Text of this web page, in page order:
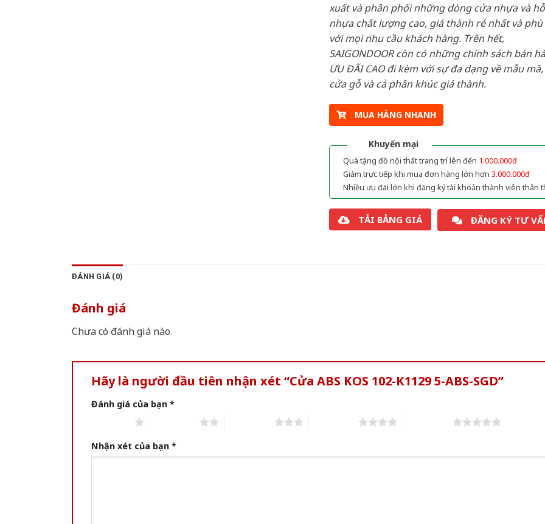
xuất và phân phối những dòng cửa nhựa và
nhựa chất lượng cao, giá thành rẻ nhất và
với mọi nhu cầu khách hàng. Trên hết,
SAIGONDOOR còn có những chính sách bán
ƯU ĐÃI CAO đi kèm với sự đa dạng về mẫu
cửa gỗ và cả phân khúc giá thành.
MUA HÀNG NHANH
Khuyến mại
Quà tặng đồ nội thất trang trí lên đến 1.000.000đ
Giảm trực tiếp khi mua đơn hàng lớn hơn 3.000.000đ
Nhiều ưu đãi lớn khi đăng ký tài khoản thành viên thân
TẢI BẢNG GIÁ ĐĂNG KÝ TƯ
ĐÁNH GIÁ (0)
Đánh giá
Chưa có đánh giá nào.
Hãy là người đầu tiên nhận xét “Cửa ABS KOS 102-K1129 5-ABS-SGD”
Đánh giá của bạn *
Nhận xét của bạn *